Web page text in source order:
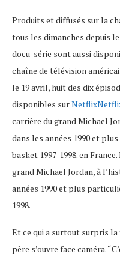
Produits et diffusés sur la
tous les dimanches depuis
docu-série sont aussi
chaîne de télévision
le 19 avril, huit des dix
disponibles sur
carrière du grand Michael
dans les années 1990 et
basket 1997-1998. en
grand Michael Jordan, à
années 1990 et plus
1998.
Et ce qui a surtout surpris la
père s’ouvre face caméra.